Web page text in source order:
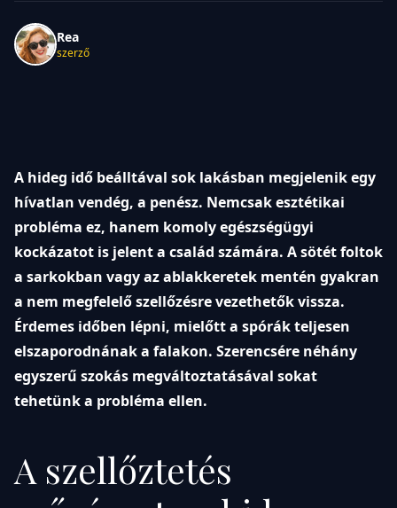
Rea
szerző
A hideg idő beálltával sok lakásban megjelenik egy
hívatlan vendég, a penész. Nemcsak esztétikai
probléma ez, hanem komoly egészségügyi
kockázatot is jelent a család számára. A sötét foltok
a sarkokban vagy az ablakkeretek mentén gyakran
a nem megfelelő szellőzésre vezethetők vissza.
Érdemes időben lépni, mielőtt a spórák teljesen
elszaporodnának a falakon. Szerencsére néhány
egyszerű szokás megváltoztatásával sokat
tehetünk a probléma ellen.
A szellőztetés